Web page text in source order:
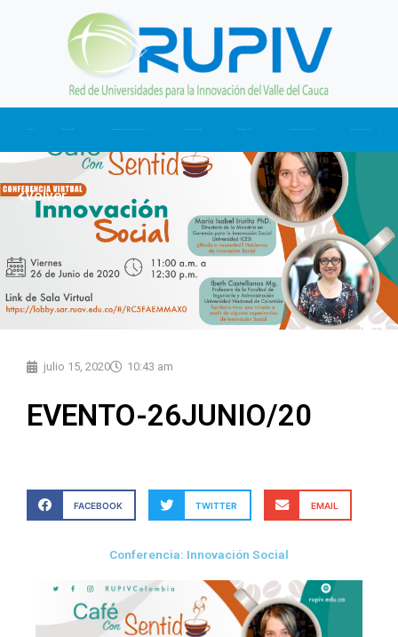
Volver
julio 15, 2020 10:43 am
EVENTO-26JUNIO/20
FACEBOOK TWITTER EMAIL
Conferencia: Innovación Social